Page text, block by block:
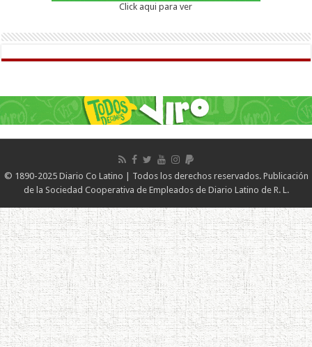
Click aqui para ver
© 1890-2025 Diario Co Latino | Todos los derechos reservados. Publicación
de la Sociedad Cooperativa de Empleados de Diario Latino de R. L.